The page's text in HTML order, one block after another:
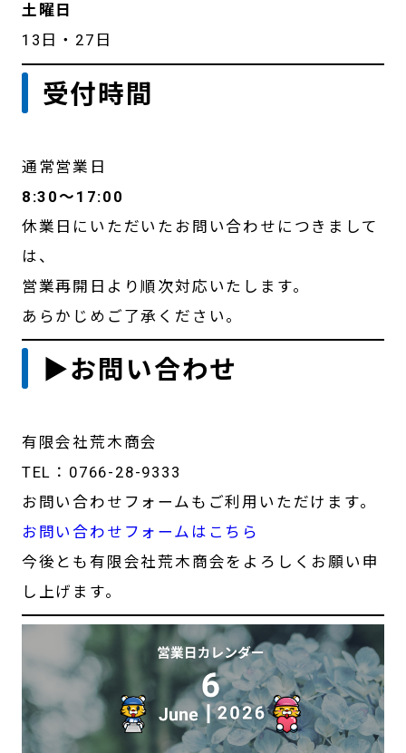
土曜日
13日・27日
受付時間
通常営業日
8:30〜17:00
休業日にいただいたお問い合わせにつきまして
は、
営業再開日より順次対応いたします。
あらかじめご了承ください。
▶お問い合わせ
有限会社荒木商会
TEL：0766-28-9333
お問い合わせフォームもご利用いただけます。
お問い合わせフォームはこちら
今後とも有限会社荒木商会をよろしくお願い申
し上げます。